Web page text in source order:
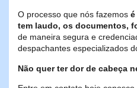
O processo que nós fazemos é
tem laudo, os documentos,
de maneira segura e
despachantes especializados
Não quer ter dor de cabeça